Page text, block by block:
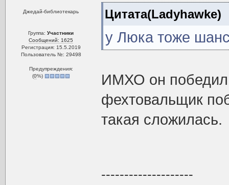
Джедай-библиотекарь
Группа:Участники
Сообщений: 1625
Регистрация: 15.5.2019
Пользователь №: 29498
Предупреждения:
(0%)
Цитата(Ladyhawke)
у Люка тоже
ИМХО он победил
фехтовальщик
такая сложилась.
--------------------